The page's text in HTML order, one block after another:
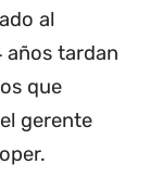
al
años tardan
que
gerente